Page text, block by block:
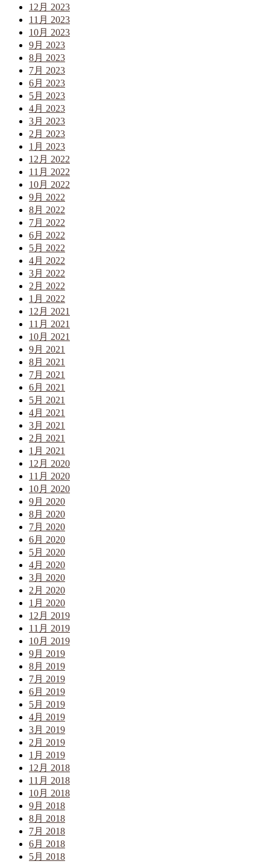
12月 2023
11月 2023
10月 2023
9月 2023
8月 2023
7月 2023
6月 2023
5月 2023
4月 2023
3月 2023
2月 2023
1月 2023
12月 2022
11月 2022
10月 2022
9月 2022
8月 2022
7月 2022
6月 2022
5月 2022
4月 2022
3月 2022
2月 2022
1月 2022
12月 2021
11月 2021
10月 2021
9月 2021
8月 2021
7月 2021
6月 2021
5月 2021
4月 2021
3月 2021
2月 2021
1月 2021
12月 2020
11月 2020
10月 2020
9月 2020
8月 2020
7月 2020
6月 2020
5月 2020
4月 2020
3月 2020
2月 2020
1月 2020
12月 2019
11月 2019
10月 2019
9月 2019
8月 2019
7月 2019
6月 2019
5月 2019
4月 2019
3月 2019
2月 2019
1月 2019
12月 2018
11月 2018
10月 2018
9月 2018
8月 2018
7月 2018
6月 2018
5月 2018